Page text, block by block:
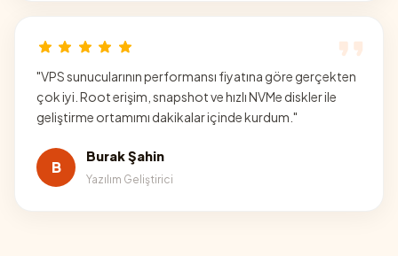
"VPS sunucularının performansı fiyatına göre gerçekten
çok iyi. Root erişim, snapshot ve hızlı NVMe diskler ile
geliştirme ortamımı dakikalar içinde kurdum. "
B
Burak Şahin
Yazılım Geliştirici